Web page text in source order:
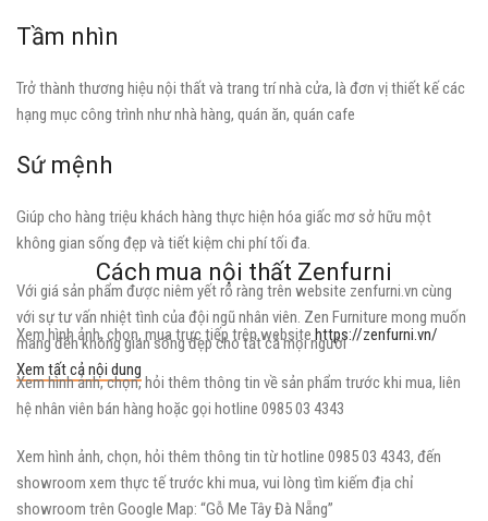
Tầm nhìn
Trở thành thương hiệu nội thất và trang trí nhà cửa, là đơn vị thiết kế các
hạng mục công trình như nhà hàng, quán ăn, quán cafe
Sứ mệnh
Giúp cho hàng triệu khách hàng thực hiện hóa giấc mơ sở hữu một
không gian sống đẹp và tiết kiệm chi phí tối đa.
Với giá sản phẩm được niêm yết rõ ràng trên website zenfurni.vn cùng
với sự tư vấn nhiệt tình của đội ngũ nhân viên. Zen Furniture mong muốn
mang đến không gian sống đẹp cho tất cả mọi người
Xem tất cả nội dung
Cách mua nội thất Zenfurni
Xem hình ảnh, chọn, mua trực tiếp trên website https://zenfurni.vn/
Xem hình ảnh, chọn, hỏi thêm thông tin về sản phẩm trước khi mua, liên
hệ nhân viên bán hàng hoặc gọi hotline 0985 03 4343
Xem hình ảnh, chọn, hỏi thêm thông tin từ hotline 0985 03 4343, đến
showroom xem thực tế trước khi mua, vui lòng tìm kiếm địa chỉ
showroom trên Google Map: “Gỗ Me Tây Đà Nẵng”